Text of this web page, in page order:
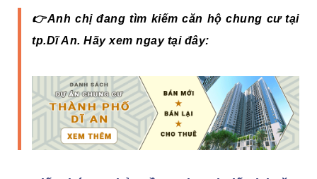
👉Anh chị đang tìm kiếm căn hộ chung cư tại
tp.Dĩ An. Hãy xem ngay tại đây: